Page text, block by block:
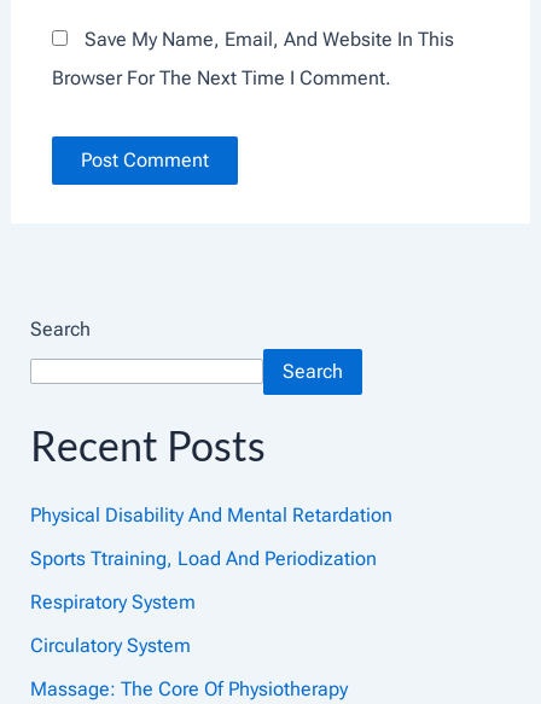
Save My Name, Email, And Website In This
Browser For The Next Time I Comment.
Search
Search
Recent Posts
Physical Disability And Mental Retardation
Sports Ttraining, Load And Periodization
Respiratory System
Circulatory System
Massage: The Core Of Physiotherapy